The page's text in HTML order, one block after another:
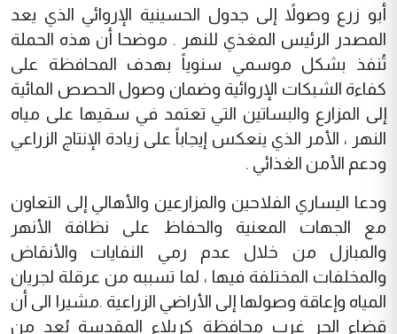
أبو زرع وصولاً إلى جدول الحسينية الإروائي الذي يعد
المصدر الرئيس المغذي للنهر . موضحا أن هذه الحملة
تُنفذ بشكل موسمي سنوياً بهدف المحافظة على
كفاءة الشبكات الإروائية وضمان وصول الحصص المائية
إلى المزارع والبساتين التي تعتمد في سقيها على مياه
النهر ، الأمر الذي ينعكس إيجاباً على زيادة الإنتاج الزراعي
ودعم الأمن الغذائي .
ودعا اليساري الفلاحين والمزارعين والأهالي إلى التعاون
مع الجهات المعنية والحفاظ على نظافة الأنهر
والمبازل من خلال عدم رمي النفايات والأنقاض
والمخلفات المختلفة فيها ، لما تسببه من عرقلة لجريان
المياه وإعاقة وصولها إلى الأراضي الزراعية .مشيرا الى أن
قضاء الحر غرب محافظة كربلاء المقدسة يُعد من